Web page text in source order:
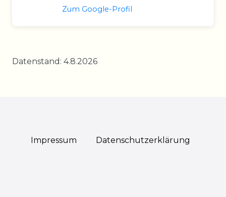
Zum Google-Profil
Datenstand: 4.8.2026
Impressum Daten­schutz­erklärung